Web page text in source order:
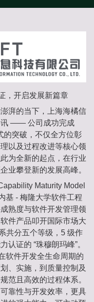
，开启发展新篇章
湃的当下，上海海橘信
讯 —— 公司成功完成
的突破，不仅全方位彰
以及过程改进等核心领
为全新的起点，在行业
业攀登新的发展高峰。
Maturity Model
基 - 梅隆大学软件工程
熟度与软件开发管理领
件产品叩开国际市场大
共分五个等级，5 级作
认证的 “珠穆朗玛峰”。
软件开发全生命周期的
、实施，到质量控制及
范且高效的过程体系。
靠性与开发效率，更具